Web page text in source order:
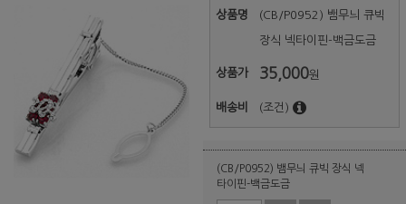
상품명 (CB/P0952) 뱀무늬 큐빅
장식 넥타이핀-백금도금
상품가 35,000원
배송비 (조건)
(CB/P0952) 뱀무늬 큐빅 장식 넥
타이핀-백금도금